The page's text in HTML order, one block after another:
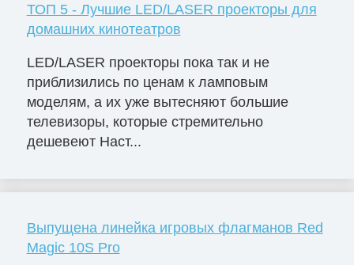
ТОП 5 - Лучшие LED/LASER проекторы для
домашних кинотеатров
LED/LASER проекторы пока так и не
приблизились по ценам к ламповым
моделям, а их уже вытесняют большие
телевизоры, которые стремительно
дешевеют Наст...
Выпущена линейка игровых флагманов Red
Magic 10S Pro